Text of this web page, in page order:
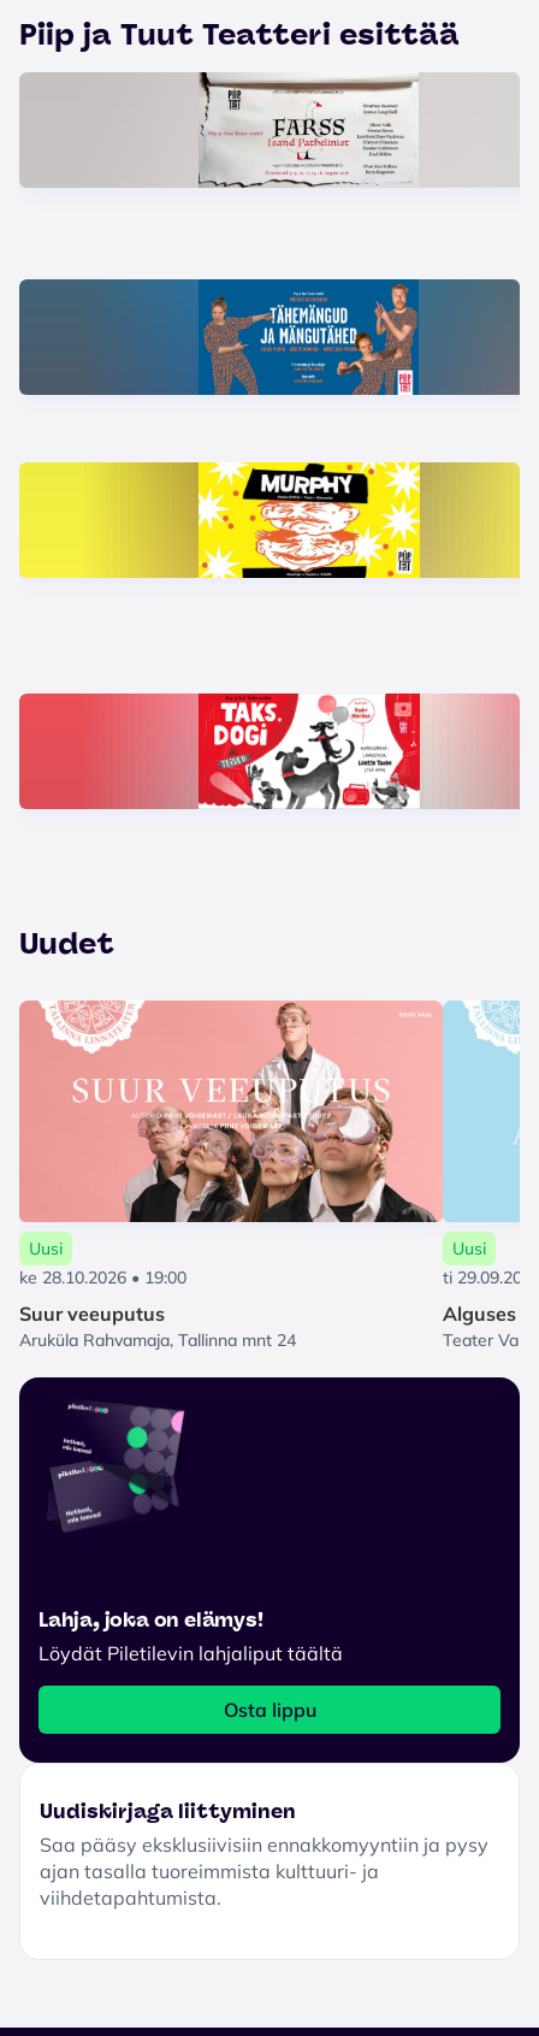
Piip ja Tuut Teatteri esittää
Uudet
Uusi
ke 28.10.2026 • 19:00
Suur veeuputus
Aruküla Rahvamaja, Tallinna mnt 24
Uusi
ti
Alguses
Teater
Lahja, joka on elämys!
Löydät Piletilevin lahjaliput täältä
Osta lippu
Uudiskirjaga liittyminen
Saa pääsy eksklusiivisiin ennakkomyyntiin ja pysy
ajan tasalla tuoreimmista kulttuuri- ja
viihdetapahtumista.